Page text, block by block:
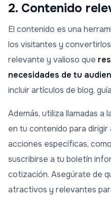
2. Contenido
El contenido es una
los visitantes y
relevante y valioso que
necesidades de tu
incluir artículos de blog,
Además, utiliza llamadas a
en tu contenido para dirigir
acciones específicas,
suscribirse a tu boletín
cotización. Asegúrate de
atractivos y relevantes